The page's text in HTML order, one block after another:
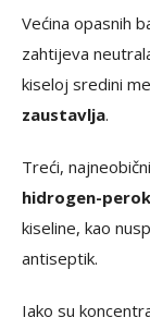
Većina opasnih
zahtijeva
kiseloj sredini
zaustavlja.
Treći,
hidrogen-
kiseline, kao
antiseptik.
Iako su